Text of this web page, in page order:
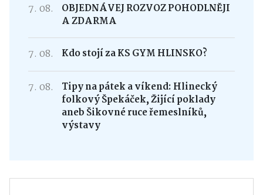
7. 08.
OBJEDNÁVEJ ROZVOZ POHODLNĚJI
A ZDARMA
7. 08. Kdo stojí za KS GYM HLINSKO?
7. 08.
Tipy na pátek a víkend: Hlinecký
folkový Špekáček, Žijící poklady
aneb Šikovné ruce řemeslníků,
výstavy